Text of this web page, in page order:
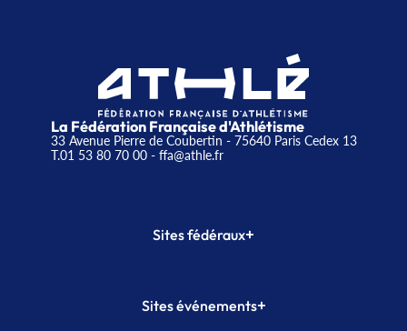
La Fédération Française d'Athlétisme
33 Avenue Pierre de Coubertin - 75640 Paris Cedex 13
T.01 53 80 70 00- ffa@athle.fr
Sites fédéraux+
Plateforme Formation
Sites événements+